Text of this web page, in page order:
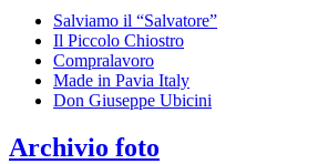
Salviamo il “Salvatore”
Il Piccolo Chiostro
Compralavoro
Made in Pavia Italy
Don Giuseppe Ubicini
Archivio foto